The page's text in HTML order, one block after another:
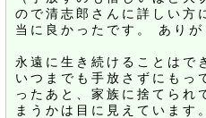
ので清志郎さんに詳しい方
当に良かったです。 ありが
永遠に生き続けることはで
いつまでも手放さずにもっ
ったあと、家族に捨てられ
まうかは目に見えています